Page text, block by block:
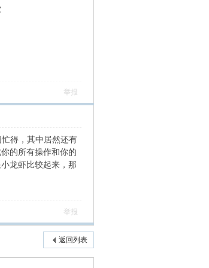
举报
得，其中居然还有
的所有操作和你的
龙虾比较起来，那
举报
返回列表